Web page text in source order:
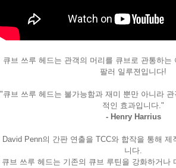
큐브 쓰루 헤드는 관객의 머리를 큐브로 관통하는
팔러 일루젼입니다!
"큐브 쓰루 헤드는 불가능함과 재미 뿐만 아니라
적인 효과입니다."
- Henry Harrius
David Penn의 간판 연출을 TCC와 합작을 통해 제
니다.
큐브 쓰루 헤드는 기존의 큐브 루틴을 강화하거나